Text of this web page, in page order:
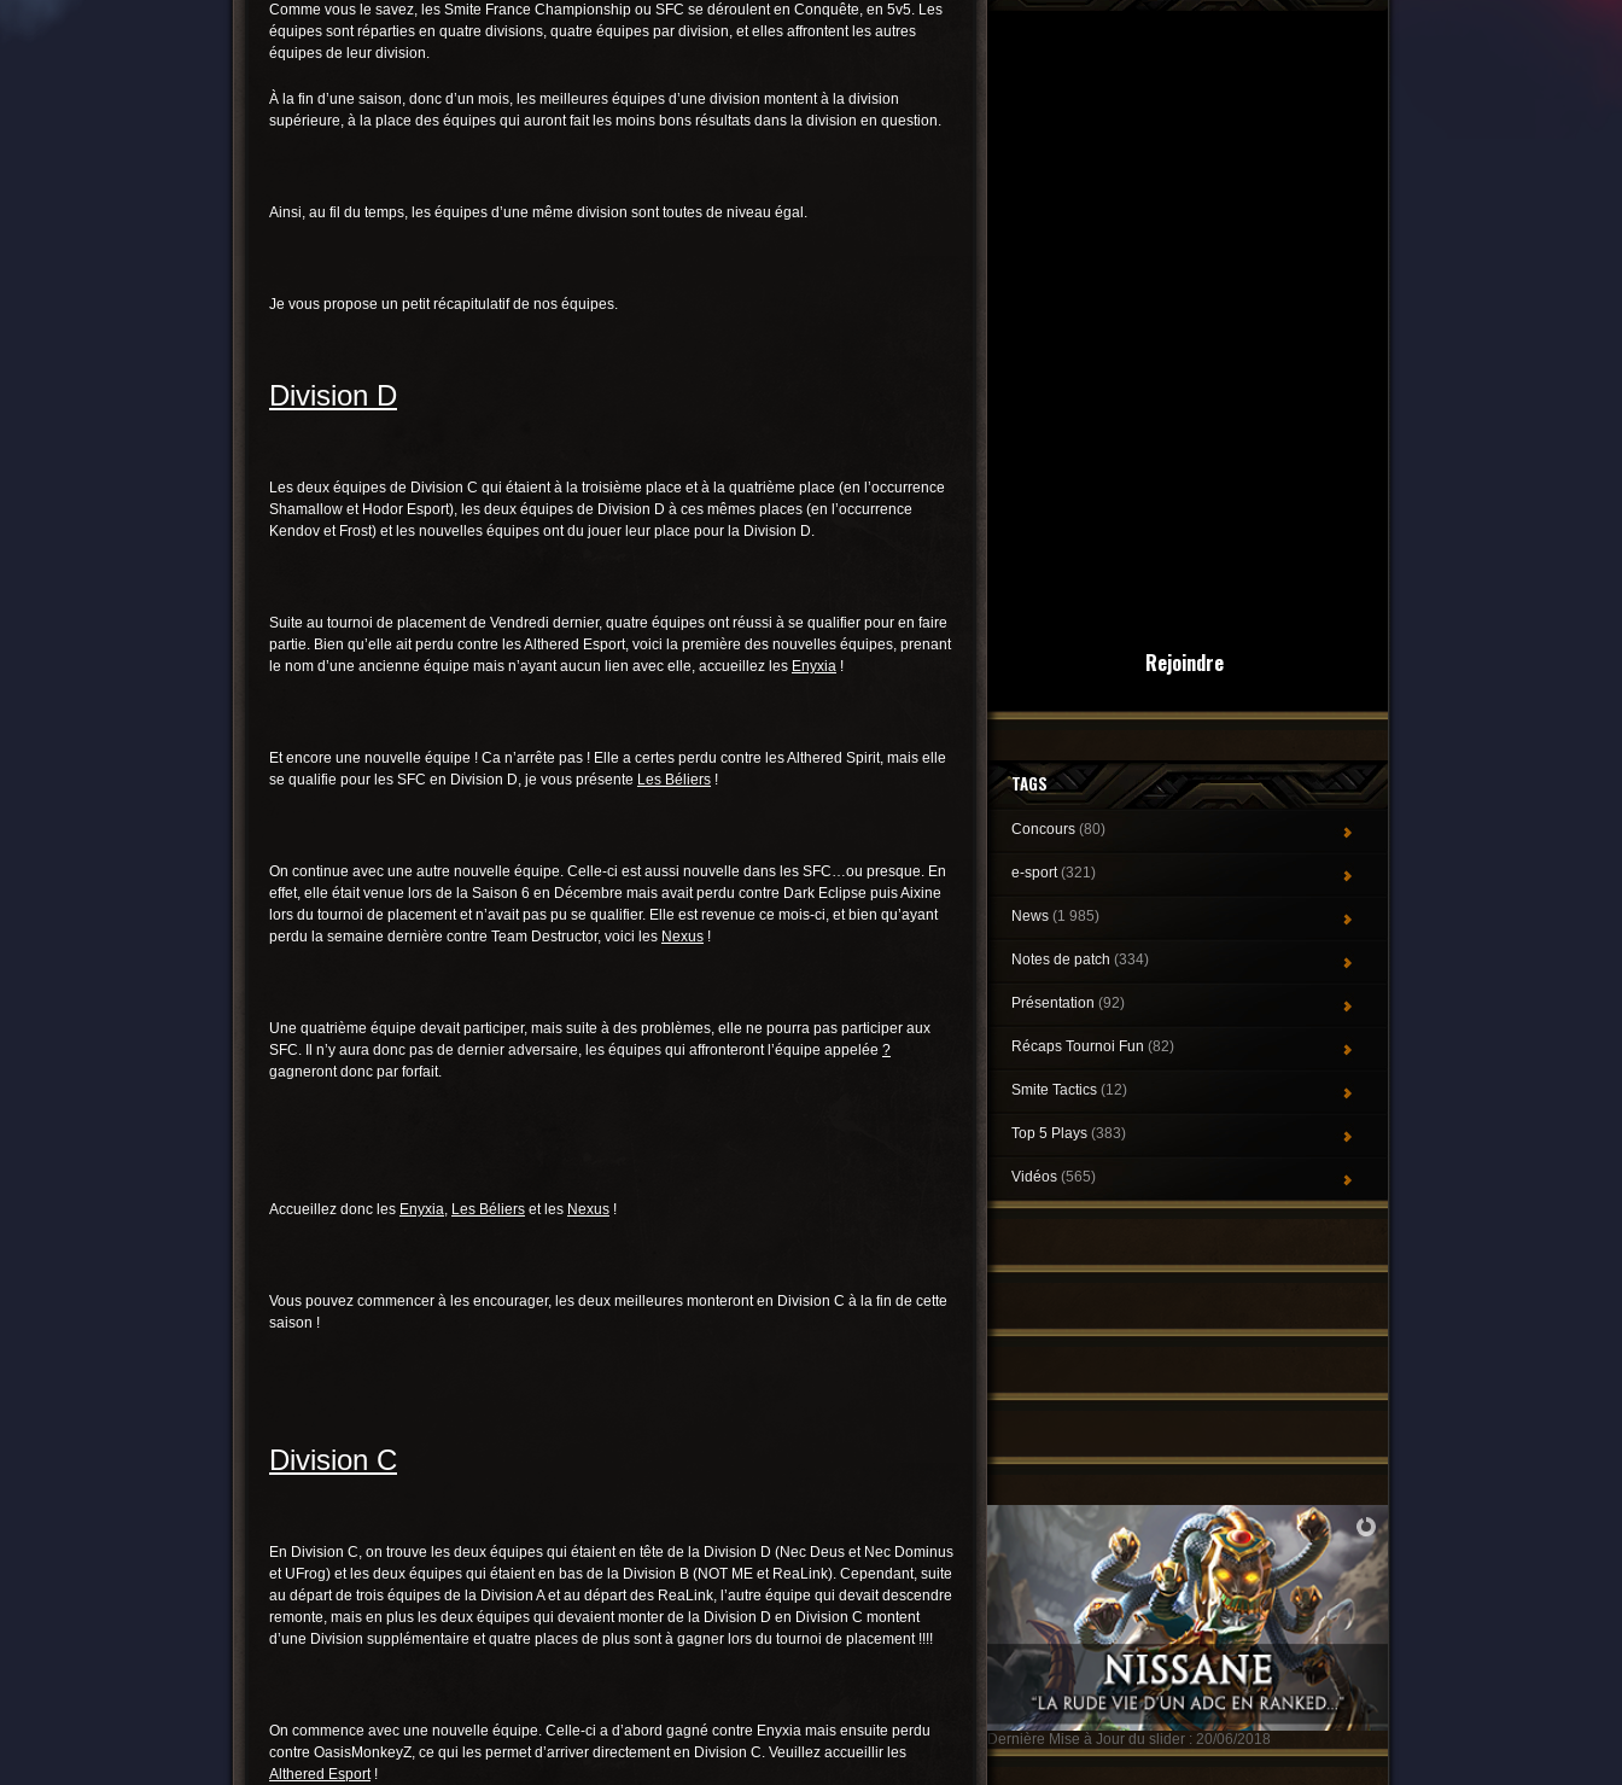
Comme vous le savez, les Smite France Championship ou SFC se déroulent en Conquête, en 5v5. Les
équipes sont réparties en quatre divisions, quatre équipes par division, et elles affrontent les autres
équipes de leur division.
À la fin d’une saison, donc d’un mois, les meilleures équipes d’une division montent à la division
supérieure, à la place des équipes qui auront fait les moins bons résultats dans la division en question.
Ainsi, au fil du temps, les équipes d’une même division sont toutes de niveau égal.
Je vous propose un petit récapitulatif de nos équipes.
Division D
Les deux équipes de Division C qui étaient à la troisième place et à la quatrième place (en l’occurrence
Shamallow et Hodor Esport), les deux équipes de Division D à ces mêmes places (en l’occurrence
Kendov et Frost) et les nouvelles équipes ont du jouer leur place pour la Division D.
Suite au tournoi de placement de Vendredi dernier, quatre équipes ont réussi à se qualifier pour en faire
partie. Bien qu’elle ait perdu contre les Althered Esport, voici la première des nouvelles équipes, prenant
le nom d’une ancienne équipe mais n’ayant aucun lien avec elle, accueillez les Enyxia !
Et encore une nouvelle équipe ! Ca n’arrête pas ! Elle a certes perdu contre les Althered Spirit, mais elle
se qualifie pour les SFC en Division D, je vous présente Les Béliers !
On continue avec une autre nouvelle équipe. Celle-ci est aussi nouvelle dans les SFC…ou presque. En
effet, elle était venue lors de la Saison 6 en Décembre mais avait perdu contre Dark Eclipse puis Aixine
lors du tournoi de placement et n’avait pas pu se qualifier. Elle est revenue ce mois-ci, et bien qu’ayant
perdu la semaine dernière contre Team Destructor, voici les Nexus !
Une quatrième équipe devait participer, mais suite à des problèmes, elle ne pourra pas participer aux
SFC. Il n’y aura donc pas de dernier adversaire, les équipes qui affronteront l’équipe appelée ?
gagneront donc par forfait.
Accueillez donc les Enyxia, Les Béliers et les Nexus !
Vous pouvez commencer à les encourager, les deux meilleures monteront en Division C à la fin de cette
saison !
Division C
En Division C, on trouve les deux équipes qui étaient en tête de la Division D (Nec Deus et Nec Dominus
et UFrog) et les deux équipes qui étaient en bas de la Division B (NOT ME et ReaLink). Cependant, suite
au départ de trois équipes de la Division A et au départ des ReaLink, l’autre équipe qui devait descendre
remonte, mais en plus les deux équipes qui devaient monter de la Division D en Division C montent
d’une Division supplémentaire et quatre places de plus sont à gagner lors du tournoi de placement !!!!
On commence avec une nouvelle équipe. Celle-ci a d’abord gagné contre Enyxia mais ensuite perdu
contre OasisMonkeyZ, ce qui les permet d’arriver directement en Division C. Veuillez accueillir les
Althered Esport!
Rejoindre
TAGS
Concours (80)
e-sport(321)
News (1 985)
Notes de patch (334)
Présentation (92)
Récaps Tournoi Fun (82)
Smite Tactics (12)
Top 5 Plays (383)
Vidéos (565)
Dernière Mise à Jour du slider : 20/06/2018